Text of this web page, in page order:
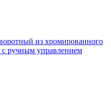
из хромированного
ручным управлением